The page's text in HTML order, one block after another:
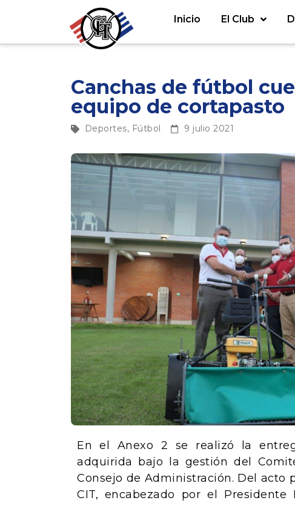
Inicio El Club
Canchas de fútbol
equipo de cortapasto
Deportes, Fútbol 9 julio 2021
En el Anexo 2 se realizó la
adquirida bajo la gestión del
Consejo de Administración. Del acto
CIT, encabezado por el Presidente